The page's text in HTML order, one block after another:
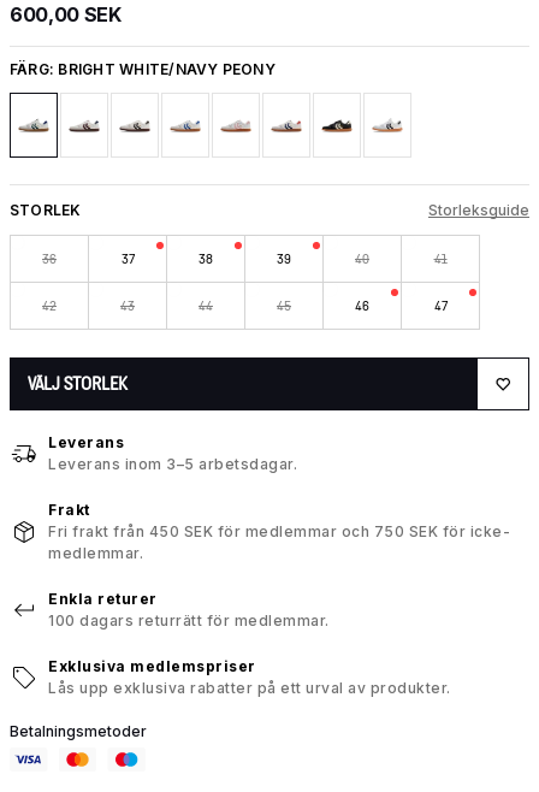
600,00 SEK
FÄRG: BRIGHT WHITE/NAVY PEONY
STORLEK Storleksguide
36 37 38 39 40 41
42 43 44 45 46 47
VÄLJ STORLEK
Leverans
Leverans inom 3–5 arbetsdagar.
Frakt
Fri frakt från 450 SEK för medlemmar och 750 SEK för icke-
medlemmar.
Enkla returer
100 dagars returrätt för medlemmar.
Exklusiva medlemspriser
Lås upp exklusiva rabatter på ett urval av produkter.
Betalningsmetoder